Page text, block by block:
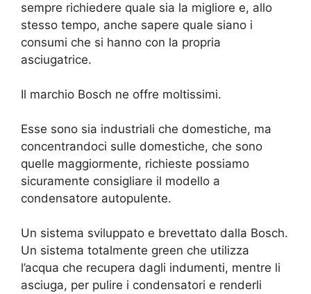
sempre richiedere quale sia la migliore e, allo
stesso tempo, anche sapere quale siano i
consumi che si hanno con la propria
asciugatrice.
Il marchio Bosch ne offre moltissimi.
Esse sono sia industriali che domestiche, ma
concentrandoci sulle domestiche, che sono
quelle maggiormente, richieste possiamo
sicuramente consigliare il modello a
condensatore autopulente.
Un sistema sviluppato e brevettato dalla Bosch.
Un sistema totalmente green che utilizza
l’acqua che recupera dagli indumenti, mentre li
asciuga, per pulire i condensatori e renderli